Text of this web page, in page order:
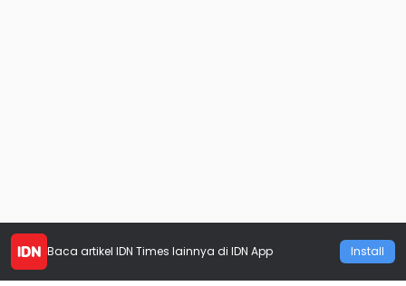
Baca artikel IDN Times lainnya di IDN App Install